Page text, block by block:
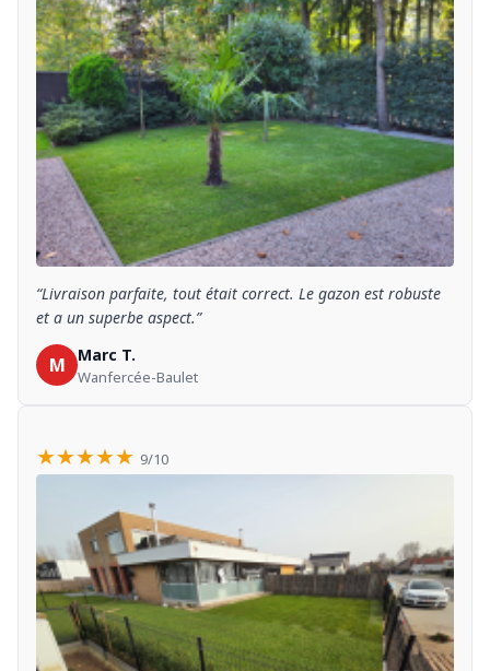
“Livraison parfaite, tout était correct. Le gazon est robuste
et a un superbe aspect.”
M Marc T.
Wanfercée-Baulet
★★★★★ 9/10